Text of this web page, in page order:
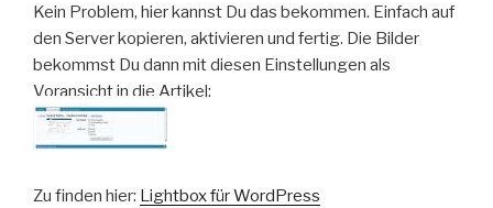
Kein Problem, hier kannst Du das bekommen. Einfach auf
den Server kopieren, aktivieren und fertig. Die Bilder
bekommst Du dann mit diesen Einstellungen als
Voransicht in die Artikel:
Zu finden hier: Lightbox für WordPress